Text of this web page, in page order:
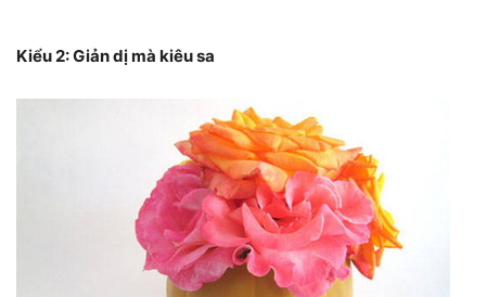
Kiểu 2: Giản dị mà kiêu sa